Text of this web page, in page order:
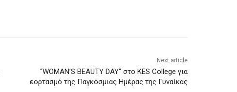
Next article
“WOMAN’S BEAUTY DAY” στο KES College για
εορτασμό της Παγκόσμιας Ημέρας της Γυναίκας